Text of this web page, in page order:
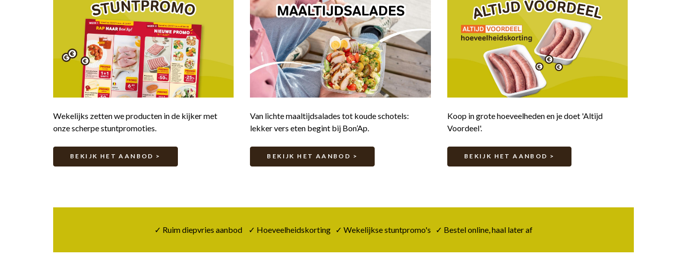
Wekelijks zetten we producten in de kijker met
onze scherpe stuntpromoties.
BEKIJK HET AANBOD >
Van lichte maaltijdsalades tot koude schotels:
lekker vers eten begint bij Bon’Ap.
BEKIJK HET AANBOD >
Koop in grote hoeveelheden en je doet 'Altijd
Voordeel'.
BEKIJK HET AANBOD >
✓ Ruim diepvries aanbod ✓ Hoeveelheidskorting ✓ Wekelijkse stuntpromo's ✓ Bestel online, haal later af